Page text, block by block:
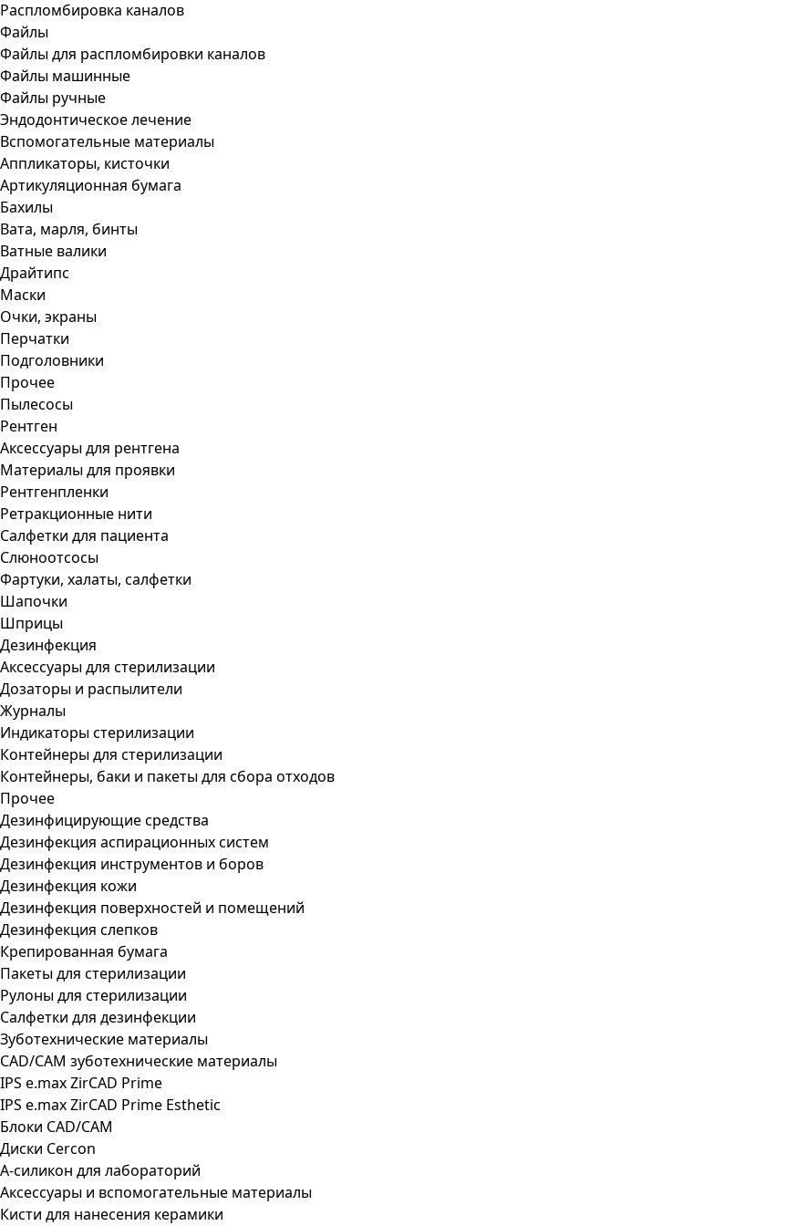
Распломбировка каналов
Файлы
Файлы для распломбировки каналов
Файлы машинные
Файлы ручные
Эндодонтическое лечение
Вспомогательные материалы
Аппликаторы, кисточки
Артикуляционная бумага
Бахилы
Вата, марля, бинты
Ватные валики
Драйтипс
Маски
Очки, экраны
Перчатки
Подголовники
Прочее
Пылесосы
Рентген
Аксессуары для рентгена
Материалы для проявки
Рентгенпленки
Ретракционные нити
Салфетки для пациента
Слюноотсосы
Фартуки, халаты, салфетки
Шапочки
Шприцы
Дезинфекция
Аксессуары для стерилизации
Дозаторы и распылители
Журналы
Индикаторы стерилизации
Контейнеры для стерилизации
Контейнеры, баки и пакеты для сбора отходов
Прочее
Дезинфицирующие средства
Дезинфекция аспирационных систем
Дезинфекция инструментов и боров
Дезинфекция кожи
Дезинфекция поверхностей и помещений
Дезинфекция слепков
Крепированная бумага
Пакеты для стерилизации
Рулоны для стерилизации
Салфетки для дезинфекции
Зуботехнические материалы
CAD/CAM зуботехнические материалы
IPS e.max ZirCAD Prime
IPS e.max ZirCAD Prime Esthetic
Блоки CAD/CAM
Диски Cercon
А-силикон для лабораторий
Аксессуары и вспомогательные материалы
Кисти для нанесения керамики